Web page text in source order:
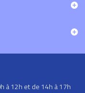
à 12h et de 14h à 17h